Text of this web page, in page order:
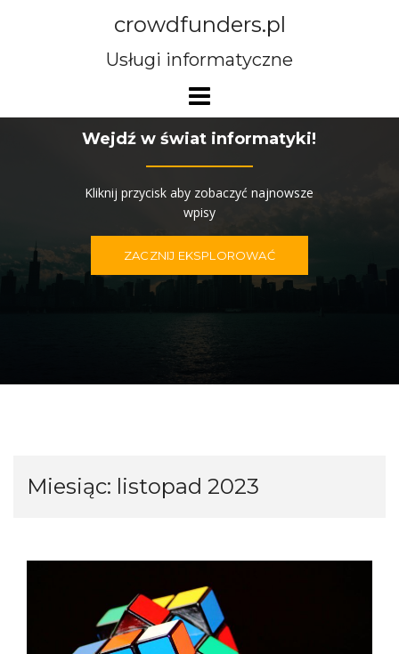
crowdfunders.pl
Usługi informatyczne
Wejdź w świat informatyki!
Kliknij przycisk aby zobaczyć najnowsze
wpisy
ZACZNIJ EKSPLOROWAĆ
Miesiąc: listopad 2023